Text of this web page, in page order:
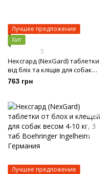
Лучшее предложение
Хит
5
Нексгард (NexGard) таблетки
від бліх та кліщів для собак
вагою 2-4 кг, 3 таб
763 грн
Лучшее предложение